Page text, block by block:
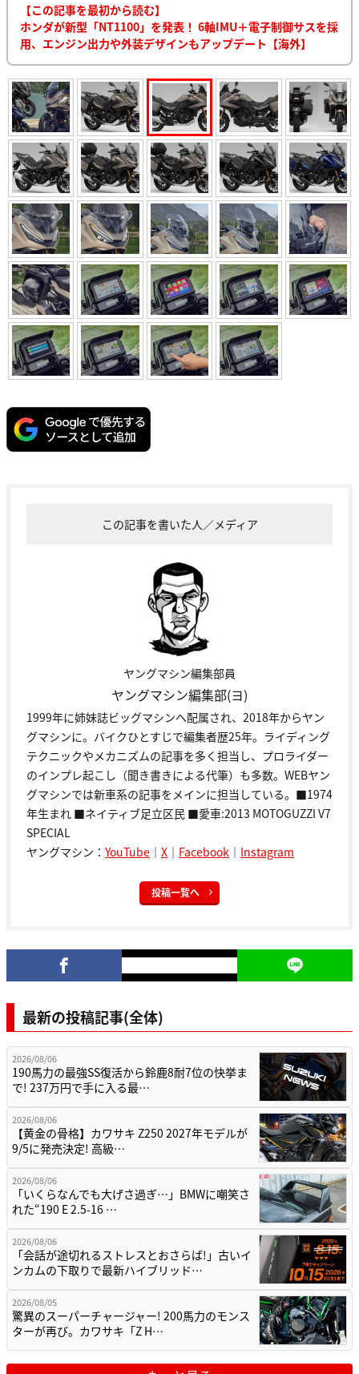
【この記事を最初から読む】
ホンダが新型「NT1100」を発表！ 6軸IMU＋電子制御サスを採
用、エンジン出力や外装デザインもアップデート【海外】
この記事を書いた人／メディア
ヤングマシン編集部員
ヤングマシン編集部(ヨ)
1999年に姉妹誌ビッグマシンへ配属され、2018年からヤン
グマシンに。バイクひとすじで編集者歴25年。ライディング
テクニックやメカニズムの記事を多く担当し、プロライダー
のインプレ起こし（聞き書きによる代筆）も多数。WEBヤン
グマシンでは新車系の記事をメインに担当している。■1974
年生まれ ■ネイティブ足立区民 ■愛車:2013 MOTOGUZZI V7
SPECIAL
ヤングマシン： YouTube ｜ X ｜ Facebook ｜ Instagram
投稿一覧へ
最新の投稿記事(全体)
2026/08/06
190馬力の最強SS復活から鈴鹿8耐7位の快挙ま
で! 237万円で手に入る最…
2026/08/06
【黄金の骨格】カワサキ Z250 2027年モデルが
9/5に発売決定! 高級…
2026/08/06
「いくらなんでも大げさ過ぎ…」BMWに嘲笑さ
れた“190 E 2.5-16 …
2026/08/06
「会話が途切れるストレスとおさらば!」古いイ
ンカムの下取りで最新ハイブリッド…
2026/08/05
驚異のスーパーチャージャー! 200馬力のモンス
ターが再び。カワサキ「Z H…